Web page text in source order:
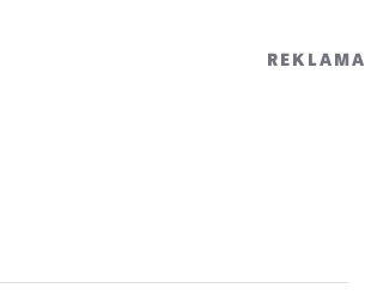
REKLAMA